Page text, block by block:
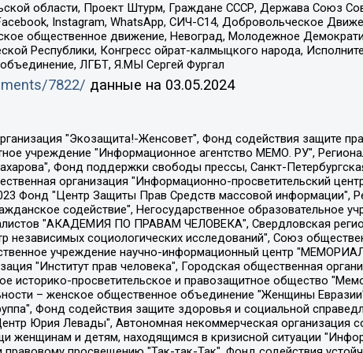
области, Проект Штурм, Граждане СССР, Держава Союз
Instagram, WhatsApp, СИЧ-С14, Добровольческое
общественное движение, Невоград, Молодежное
Республики, Конгресс ойрат-калмыцкого народа,
ЛГБТ, Я.МЫ Сергей Фургал
7822/ данные на 03.05.2024
Фонд "Правовая инициатива", Общество с ограниченной ответственностью "Радио Свободная Европа/Радио Свобода", Чешское информационное агентство "MEDIUM-ORIENT", Красноярская региональная общественная организация "Мы против СПИДа", Камалягин Денис Николаевич, Маркелов Сергей Евгеньевич, Пономарев Лев Александрович, Савицкая Людмила Алексеевна, Автономная некоммерческая организация "Центр по работе с проблемой насилия "НАСИЛИЮ.НЕТ", Межрегиональный профессиональный союз работников здравоохранения "Альянс врачей", Юридическое лицо, зарегистрированное в Латвийской Республике, SIA "Medusa Project" (регистрационный номер 40103797863, дата регистрации 10.06.2014), Некоммерческая организация "Фонд по борьбе с коррупцией", Автономная некоммерческая организация "Институт права и публичной политики", Баданин Роман Сергеевич, Гликин Максим Александрович, Железнова Мария Михайловна, Лукьянова Юлия Сергеевна, Маетная Елизавета Витальевна, Маняхин Петр Борисович, Чуракова Ольга Владимировна, Ярош Юлия Петровна, Юридическое лицо "The Insider SIA", зарегистрированное в Риге, Латвийская Республика (дата регистрации 26.06.2015), являющееся администратором доменного имени интернет-издания "The Insider SIA", https://theins.ru, Постернак Алексей Евгеньевич, Рубин Михаил Аркадьевич, Анин Роман Александрович, Юридическое лицо Istories fonds, зарегистрированное в Латвийской Республике (регистрационный номер 50008295751, дата регистрации 24.02.2020), Великовский Дмитрий Александрович, Долинина Ирина Николаевна, Мароховская Алеся Алексеевна, Шлейнов Роман Юрьевич, Шмагун Олеся Валентиновна, Общество с ограниченной ответственностью "Альтаир 2021", Общество с ограниченной ответственностью "Вега 2021", Общество с ограниченной ответственностью "Главный редактор 2021", Общество с ограниченной ответственностью "Ромашки монолит", Важенков Артем Валерьевич, Ивановская областная общественная организация "Центр гендерных исследований", Гурман Юрий Альбертович, Медиапроект "ОВД-Инфо", Егоров Владимир Владимирович, Жилинский Владимир Александрович, Общество с ограниченной ответственностью "ЗП", Иванова София Юрьевна, Карезина Инна Павловна, Кильтау Екатерина Викторовна, Петров Алексей Викторович, Пискунов Сергей Евгеньевич, Смирнов Сергей Сергеевич, Тихонов Михаил Сергеевич, Общество с ограниченной ответственностью "ЖУРНАЛИСТ-ИНОСТРАННЫЙ АГЕНТ", Арапова Галина Юрьевна, Вольтская Татьяна Анатольевна, Американская компания "Mason G.E.S. Anonymous Foundation" (США), являющаяся владельцем интернет-издания https://mnews.world/, Компания "Stichting Bellingcat", зарегистрированная в Нидерландах (дата регистрации 11.07.2018), Захаров Андрей Вячеславович, Клепиковская Екатерина Дмитриевна, Общество с ограниченной ответственностью "МЕМО", Перл Роман Александрович, Симонов Евгений Алексеевич, Соловьева Елена Анатольевна, Сотников Даниил Владимирович, Сурначева Елизавета Дмитриевна, Автономная некоммерческая организация по защите прав человека и информированию населения "Якутия – Наше Мнение", Общество с ограниченной ответственностью "Москоу диджитал медиа", с 26.01.2023 Общество с ограниченной ответственностью "Чайка Белые сады", Ветошкина Валерия Валерьевна, Заговора Максим Александрович, Межрегиональное общественное движение "Российская ЛГБТ - сеть", Оленичев Максим Владимирович, Павлов Иван Юрьевич, Скворцова Елена Сергеевна, Общество с ограниченной ответственностью "Как бы инагент", Кочетков Игорь Викторович, Общество с ограниченной ответственностью "Честные выборы", Еланчик Олег Александрович, Общество с ограниченной ответственностью "Нобелевский призыв", Гималова Регина Эмилевна, Григорьев Андрей Валерьевич, Григорьева Алина Александровна, Ассоциация по содействию защите прав призывников, альтернативнослужащих и военнослужащих "Правозащитная группа